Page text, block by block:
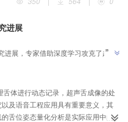
发，详细梳理了基于点云局部特
应用，从基于点云和基于多模态两
突破。本文还对常用的三维缺陷检
展相关方法验证与性能评估提供参
发展趋势，为推动三维缺陷检测技
进展
进展，专家借助深度学习攻克了超声
新方向。
”
体进行动态记录，超声舌成像的处
及语音工程应用具有重要意义，其
舌位姿态量化分析是实际应用中的